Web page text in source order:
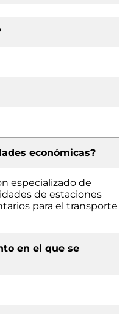
económicas?
especializado de
de estaciones
para el transporte
en el que se